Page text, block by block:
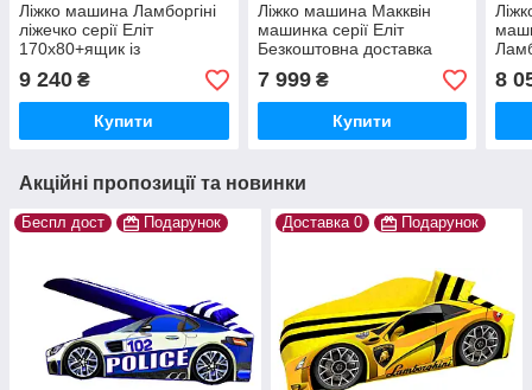
Ліжко машина Ламборгіні
ліжечко серії Еліт
170х80+ящик із
підіймальним механізмом
9 240 ₴
Купити
Ліжко машина Макквін
машинка серії Еліт
Безкоштовна доставка
McQueen
7 999₴
Купити
8
Акційні пропозиції та новинки
Беспл дост Подарунок Доставка 0 Подарунок